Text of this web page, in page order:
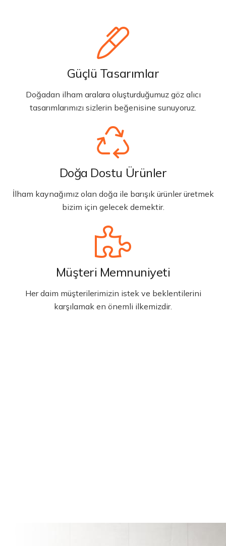
Güçlü Tasarımlar
Doğadan ilham aralara oluşturduğumuz göz alıcı
tasarımlarımızı sizlerin beğenisine sunuyoruz.
Doğa Dostu Ürünler
İlham kaynağımız olan doğa ile barışık ürünler üretmek
bizim için gelecek demektir.
Müşteri Memnuniyeti
Her daim müşterilerimizin istek ve beklentilerini
karşılamak en önemli ilkemizdir.